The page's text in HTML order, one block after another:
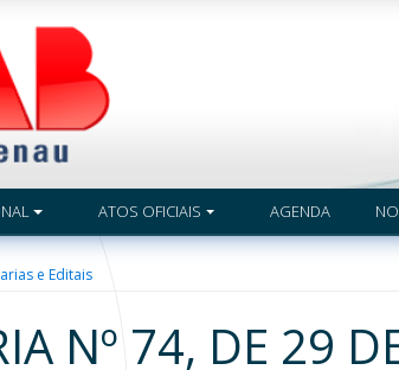
ATOS OFICIAIS AGENDA
e Editais
Nº 74, DE 29